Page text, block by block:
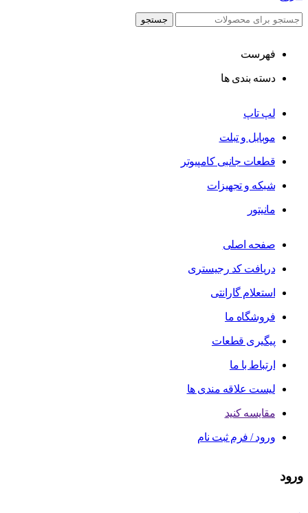
جستجو
فهرست
دسته بندی ها
لپ تاپ
موبایل و تبلت
قطعات جانبی کامپیوتر
شبکه و تجهیزات
مانیتور
صفحه اصلی
دریافت کد رجیستری
استعلام گارانتی
فروشگاه ما
پیگیری قطعات
ارتباط با ما
لیست علاقه مندی ها
مقایسه کنید
ورود / فرم ثبت نام
ورود